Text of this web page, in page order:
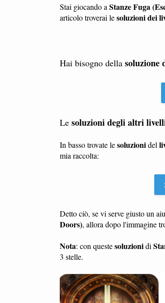
Stai giocando aStanze Fuga
articolo troverai lesoluzioni dei
Hai bisogno della soluzione
Le soluzioni degli altri
In basso trovate lesoluzionidel
mia raccolta:
Detto ciò, se vi serve giusto un
Doors), allora dopo l'immagine
Nota: con questesoluzionidi
3 stelle.